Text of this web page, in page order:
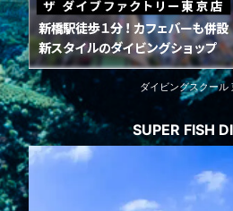
ダイビングスクール
SUPER FISH